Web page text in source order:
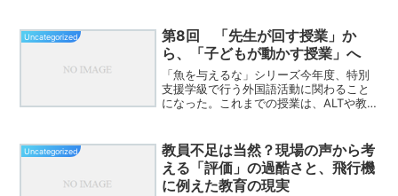
Uncategorized
第8回 「先生が回す授業」か
ら、「子どもが動かす授業」へ
「魚を与えるな」シリーズ今年度、特別
支援学級で行う外国語活動に関わること
になった。これまでの授業は、ALTや教
導型のスタイルだった。もちろん、それ
にも良さはある。ただ、...
Uncategorized
教員不足は当然？現場の声から考
える「評価」の過酷さと、飛行機
に例えた教育の現実